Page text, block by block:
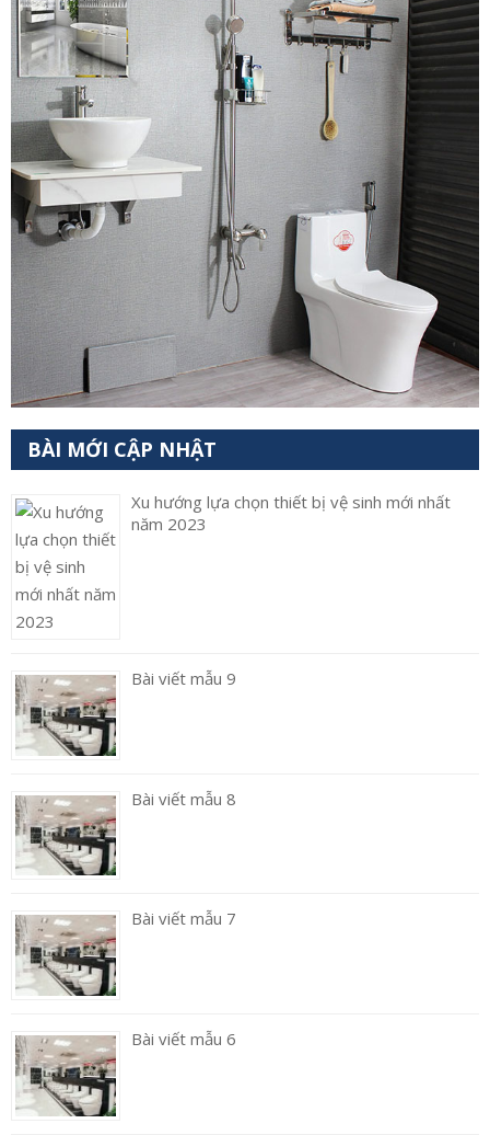
BÀI MỚI CẬP NHẬT
Xu hướng lựa chọn thiết bị vệ sinh mới nhất
năm 2023
Bài viết mẫu 9
Bài viết mẫu 8
Bài viết mẫu 7
Bài viết mẫu 6